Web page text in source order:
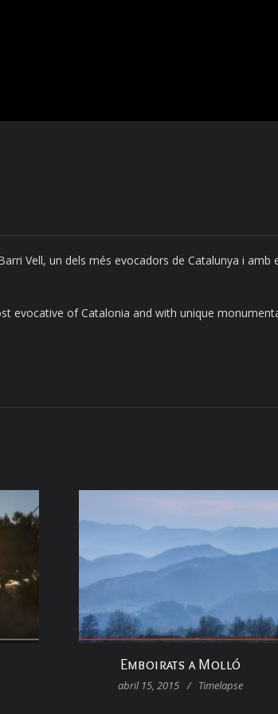
Vell, un dels més evocadors de Catalunya i
evocative of Catalonia and with unique
Emboirats a Molló
abril 15, 2015 / Timelapse